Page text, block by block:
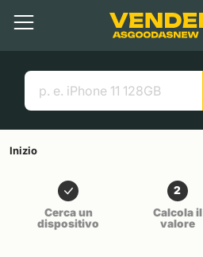
Contenuto principale
Menu
Cerca
Link utili
Inizio
Cerca un
dispositivo
2
Calcola il
valore